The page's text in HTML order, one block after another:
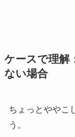
ケースで理解
ない場合
ちょっとややこ
う。